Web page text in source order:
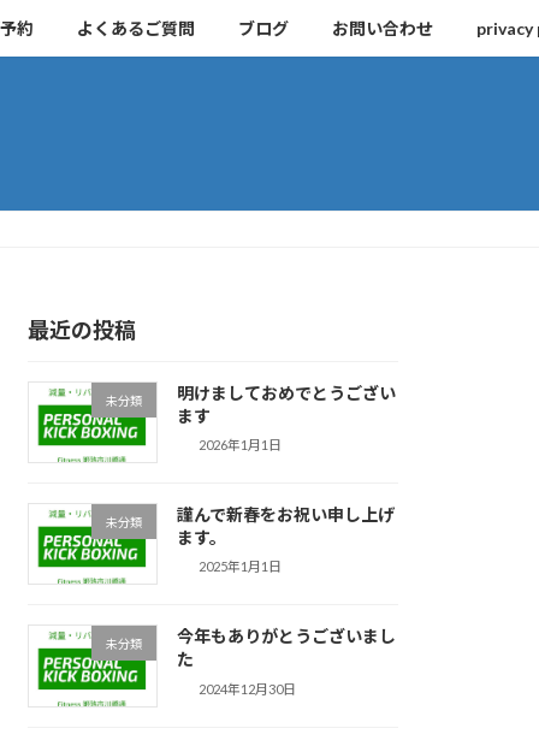
約 よくあるご質問 ブログ お問い合わせ privacy
最近の投稿
未分類
明けましておめでとうござい
ます
2026年1月1日
未分類
謹んで新春をお祝い申し上げ
ます。
2025年1月1日
未分類
今年もありがとうございまし
た
2024年12月30日